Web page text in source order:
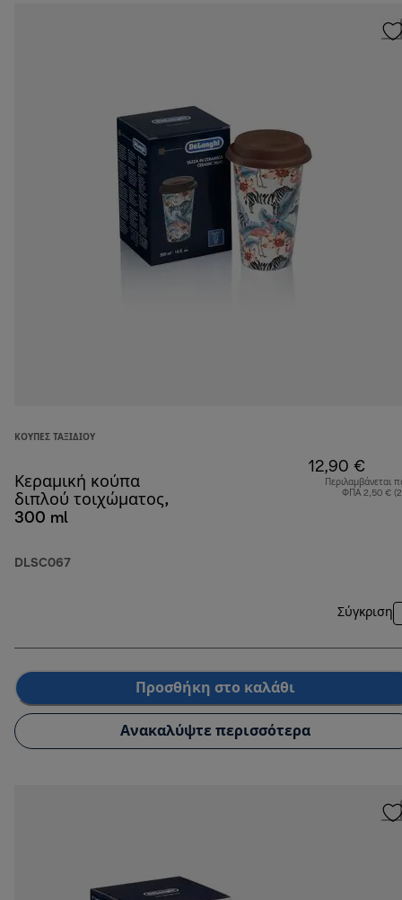
ΚΟΎΠΕΣ ΤΑΞΙΔΙΟΎ
Κεραμική κούπα
διπλού τοιχώματος,
300 ml
DLSC067
12,90 €
Περιλαμβάνεται
ΦΠΑ 2,50 €
Σύγκριση
Προσθήκη στο καλάθι
Ανακαλύψτε περισσότερα